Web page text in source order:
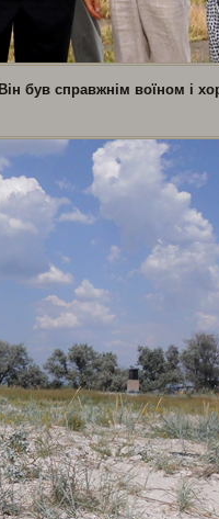
був справжнім воїном і